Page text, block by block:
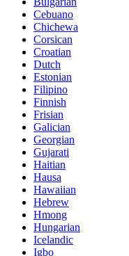
Cebuano
Chichewa
Corsican
Croatian
Dutch
Estonian
Filipino
Finnish
Frisian
Galician
Georgian
Gujarati
Haitian
Hausa
Hawaiian
Hebrew
Hmong
Hungarian
Icelandic
Igbo